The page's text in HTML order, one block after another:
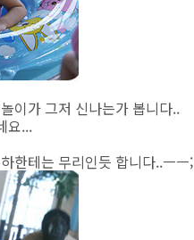
이가 그저 신나는가 봅니다..
요...
한테는 무리인듯 합니다..ㅡㅡ;